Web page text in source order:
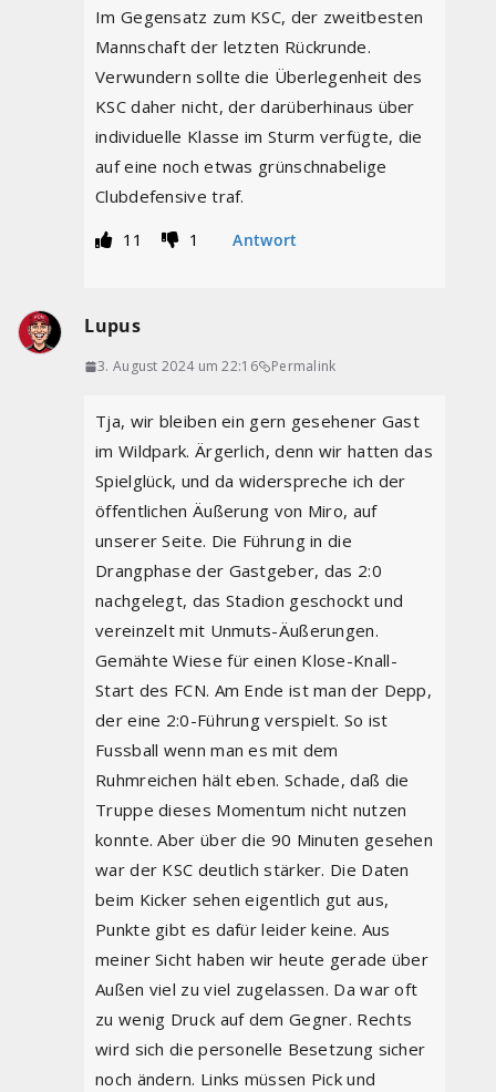
Im Gegensatz zum KSC, der zweitbesten
Mannschaft der letzten Rückrunde.
Verwundern sollte die Überlegenheit des
KSC daher nicht, der darüberhinaus über
individuelle Klasse im Sturm verfügte, die
auf eine noch etwas grünschnabelige
Clubdefensive traf.
11
1 Antwort
Lupus
3. August 2024 um 22:16 Permalink
Tja, wir bleiben ein gern gesehener Gast
im Wildpark. Ärgerlich, denn wir hatten das
Spielglück, und da widerspreche ich der
öffentlichen Äußerung von Miro, auf
unserer Seite. Die Führung in die
Drangphase der Gastgeber, das 2:0
nachgelegt, das Stadion geschockt und
vereinzelt mit Unmuts-Äußerungen.
Gemähte Wiese für einen Klose-Knall-
Start des FCN. Am Ende ist man der Depp,
der eine 2:0-Führung verspielt. So ist
Fussball wenn man es mit dem
Ruhmreichen hält eben. Schade, daß die
Truppe dieses Momentum nicht nutzen
konnte. Aber über die 90 Minuten gesehen
war der KSC deutlich stärker. Die Daten
beim Kicker sehen eigentlich gut aus,
Punkte gibt es dafür leider keine. Aus
meiner Sicht haben wir heute gerade über
Außen viel zu viel zugelassen. Da war oft
zu wenig Druck auf dem Gegner. Rechts
wird sich die personelle Besetzung sicher
noch ändern. Links müssen Pick und